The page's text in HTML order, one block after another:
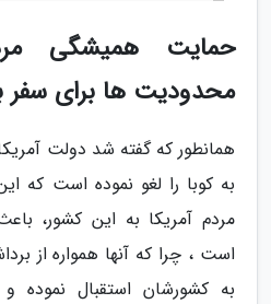
حمایت همیشگی
محدودیت ها برای سفر
همانطور که گفته شد دولت
به کوبا را لغو نموده است که
مردم آمریکا به این کشور،
است ، چرا که آنها همواره از
به کشورشان استقبال نموده